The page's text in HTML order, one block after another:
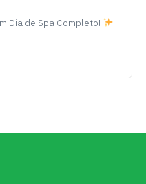
Dia de Spa Completo!